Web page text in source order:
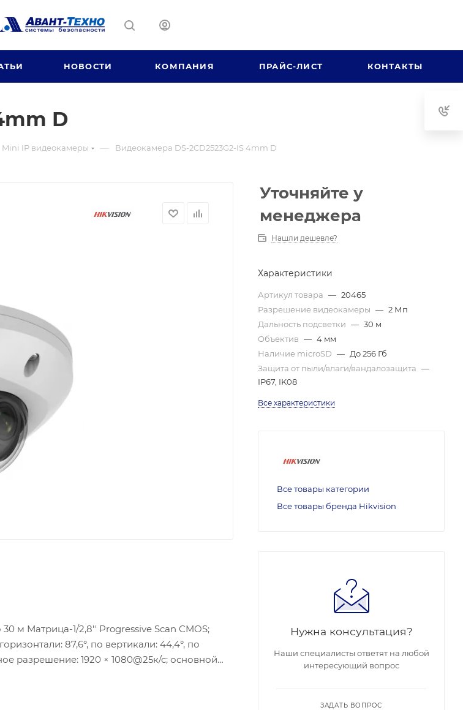
НОВОСТИ КОМПАНИЯ ПРАЙС-ЛИСТ КОНТАКТЫ
D
Mini IP видеокамеры — Видеокамера DS-2CD2523G2-IS 4mm D
м Матрица-1/2,8'' Progressive Scan CMOS;
87,6°, по вертикали: 44,4°, по
разрешение: 1920 × 1080@25к/с; основной
Уточняйте у
менеджера
Нашли дешевле?
Характеристики
Артикул товара — 20465
Разрешение видеокамеры — 2 Мп
Дальность подсветки — 30 м
Объектив — 4 мм
Наличие microSD — До 256 Гб
Защита от пыли/влаги/вандалозащита —
IP67, IK08
Все характеристики
Все товары категории
Все товары бренда Hikvision
Нужна консультация?
Наши специалисты ответят на любой
интересующий вопрос
ЗАДАТЬ ВОПРОС